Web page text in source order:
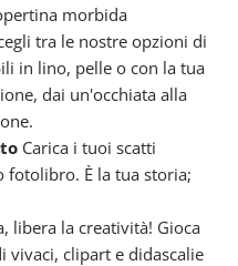
morbida
tra le nostre opzioni di
in lino, pelle o con la tua
dai un'occhiata alla
Carica i tuoi scatti
È la tua storia;
libera la creatività! Gioca
vivaci, clipart e didascalie